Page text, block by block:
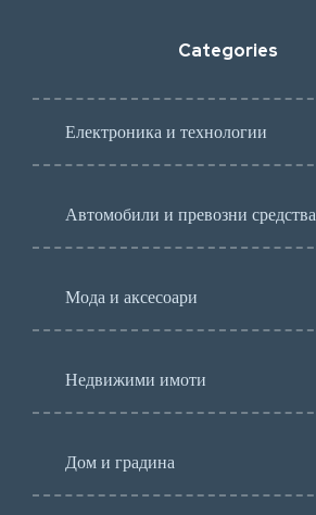
Categories
Електроника и технологии
Автомобили и превозни средства
Мода и аксесоари
Недвижими имоти
Дом и градина